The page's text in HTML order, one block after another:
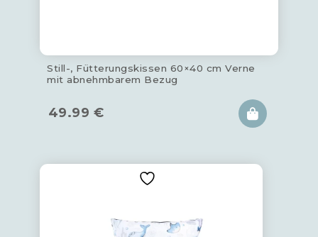
Still-, Fütterungskissen 60×40 cm Verne
mit abnehmbarem Bezug
49.99 €